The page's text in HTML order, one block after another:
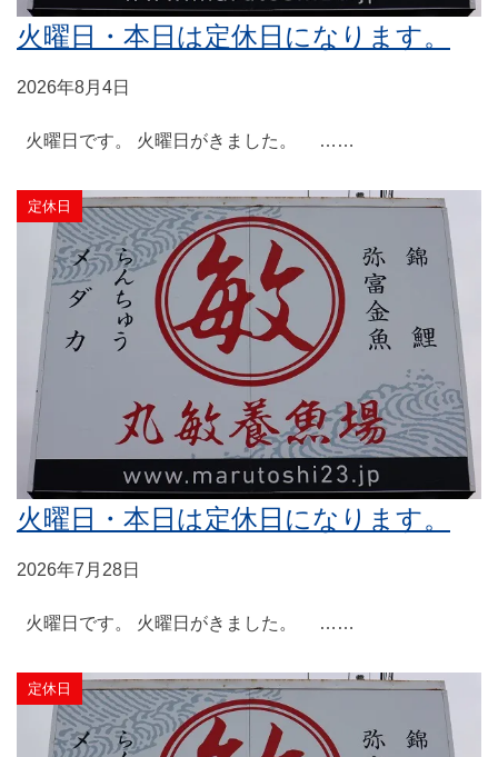
火曜日・本日は定休日になります。
2026年8月4日
火曜日です。 火曜日がきました。 ……
定休日
火曜日・本日は定休日になります。
2026年7月28日
火曜日です。 火曜日がきました。 ……
定休日